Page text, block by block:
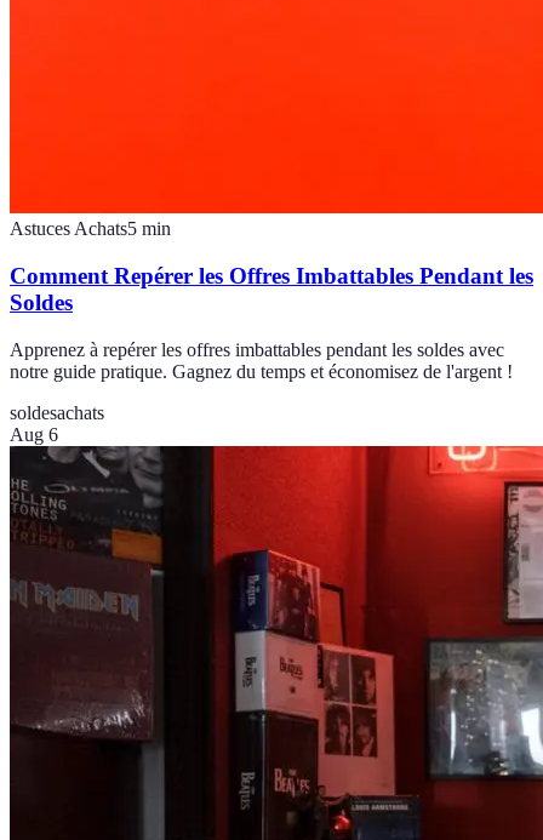
Astuces Achats5 min
Comment Repérer les Offres Imbattables Pendant les
Soldes
Apprenez à repérer les offres imbattables pendant les soldes avec
notre guide pratique. Gagnez du temps et économisez de l'argent !
soldesachats
Aug 6